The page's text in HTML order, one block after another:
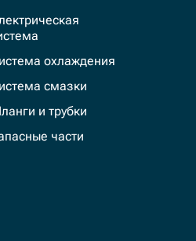
охлаждения
смазки
и трубки
части